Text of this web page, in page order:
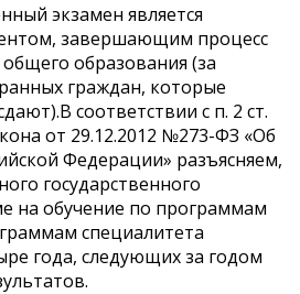
экзамен является
завершающим процесс
образования (за
граждан, которые
соответствии с п. 2 ст.
от 29.12.2012 №273-ФЗ «Об
Федерации» разъясняем,
государственного
на обучение по программам
специалитета
года, следующих за годом